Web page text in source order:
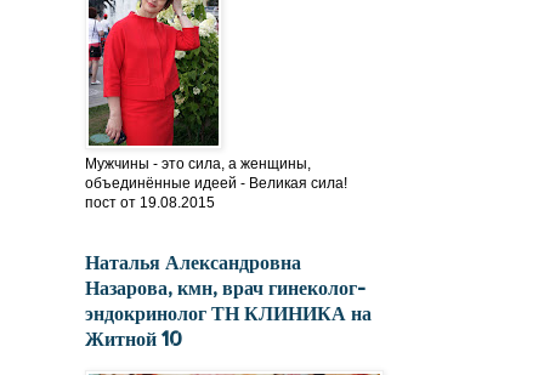
Мужчины - это сила, а женщины,
объединённые идеей - Великая сила!
пост от 19.08.2015
Наталья Александровна
Назарова, кмн, врач гинеколог-
эндокринолог ТН КЛИНИКА на
Житной 10